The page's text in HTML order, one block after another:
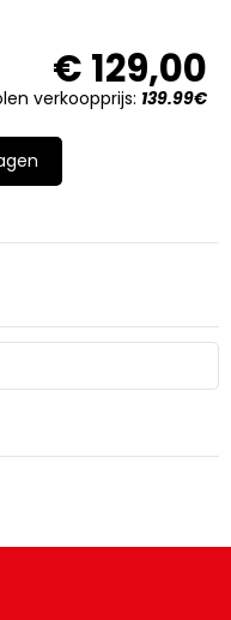
€ 129,00
verkoopprijs: 139.99€